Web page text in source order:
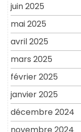
juin 2025
mai 2025
avril 2025
mars 2025
février 2025
janvier 2025
décembre 2024